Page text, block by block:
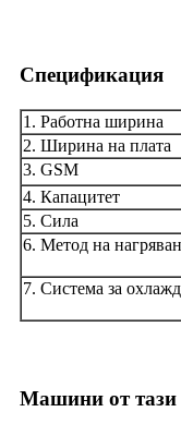
Спецификация
1. Работна ширина
2. Ширина на плата
3. GSM
4. Капацитет
5. Сила
6. Метод на
7. Система за
Машини от тази